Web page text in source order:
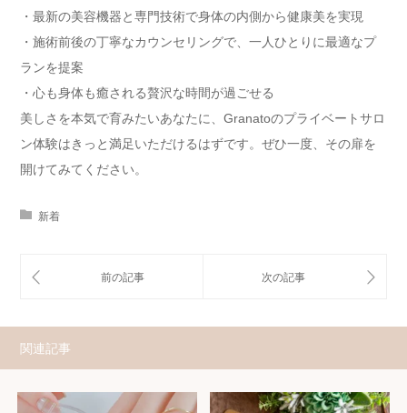
・最新の美容機器と専門技術で身体の内側から健康美を実現
・施術前後の丁寧なカウンセリングで、一人ひとりに最適なプ
ランを提案
・心も身体も癒される贅沢な時間が過ごせる
美しさを本気で育みたいあなたに、Granatoのプライベートサロ
ン体験はきっと満足いただけるはずです。ぜひ一度、その扉を
開けてみてください。
新着
関連記事